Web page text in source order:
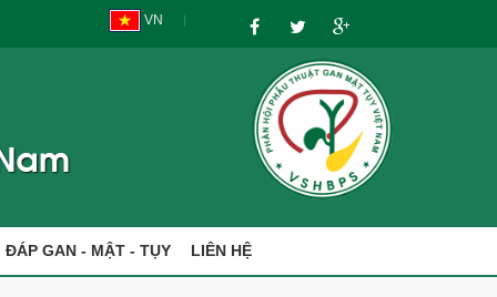
VN
ĐÁP GAN - MẬT - TỤY LIÊN HỆ